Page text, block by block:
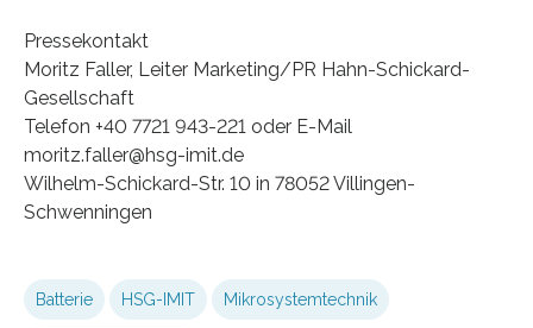
Pressekontakt
Moritz Faller, Leiter Marketing/PR Hahn-Schickard-
Gesellschaft
Telefon +40 7721 943-221 oder E-Mail
moritz.faller@hsg-imit.de
Wilhelm-Schickard-Str. 10 in 78052 Villingen-
Schwenningen
Batterie HSG-IMIT Mikrosystemtechnik